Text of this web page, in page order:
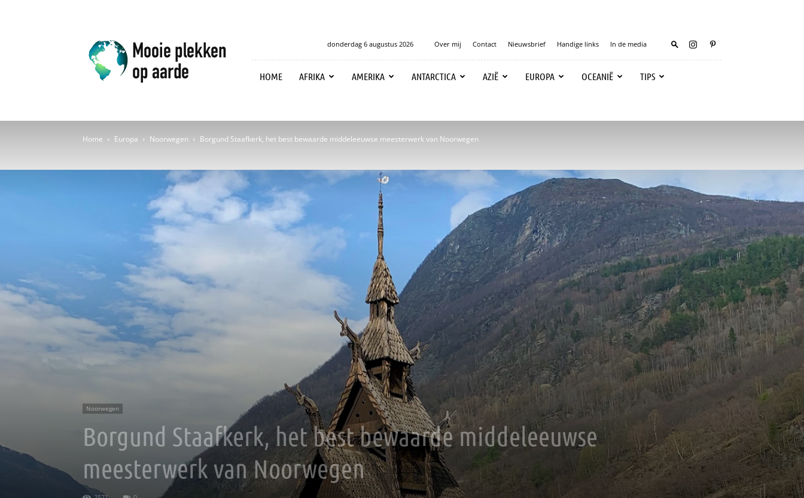
Mooie
plekken
op
aarde
donderdag 6 augustus 2026 Over mij Contact Nieuwsbrief Handige links In de media
HOME AFRIKA AMERIKA ANTARCTICA AZIË EUROPA OCEANIË TIPS
Home Europa Noorwegen Borgund Staafkerk, het best bewaarde middeleeuwse meesterwerk van Noorwegen
Noorwegen
Borgund Staafkerk, het best bewaarde middeleeuwse
meesterwerk van Noorwegen